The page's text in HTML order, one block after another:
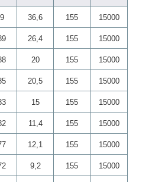
36,6 155 15000
26,4 155 15000
20 155 15000
20,5 155 15000
15 155 15000
11,4 155 15000
12,1 155 15000
9,2 155 15000